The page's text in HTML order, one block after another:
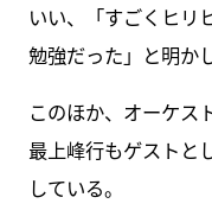
いい、「すごくヒリ
勉強だった」と明か
このほか、オーケス
最上峰行もゲストと
している。